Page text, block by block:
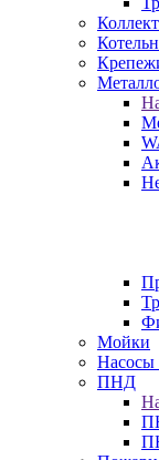
Мойки
Насосы
ПНД